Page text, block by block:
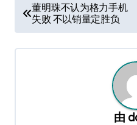
章
导
董明珠不认为格力手机
失败 不以销量定胜负
由